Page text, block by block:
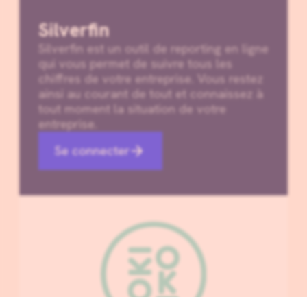
Silverfin
Silverfin est un outil de reporting en ligne
qui vous permet de suivre tous les
chiffres de votre entreprise. Vous restez
ainsi au courant de tout et connaissez à
tout moment la situation de votre
entreprise.
Se connecter